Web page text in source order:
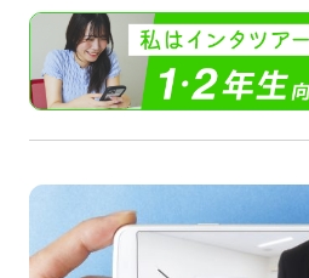
インタツアーを使ってどう
社会人インタビ
社会人になった今、就活を
学生就活ブログ
企業・業界研究は